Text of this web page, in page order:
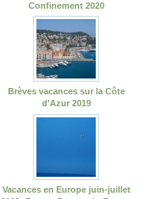
Confinement 2020
Brèves vacances sur la Côte
d'Azur 2019
Vacances en Europe juin-juillet